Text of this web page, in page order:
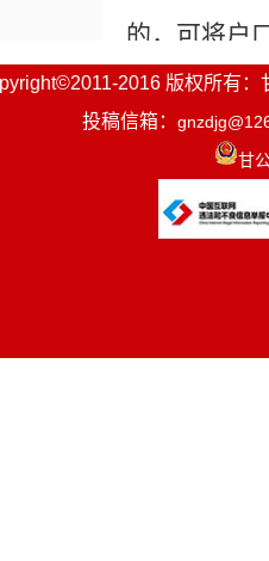
的，可将户
拥有农
民户口簿
料，在原籍
2016 版权所有：
投稿信箱：
甘